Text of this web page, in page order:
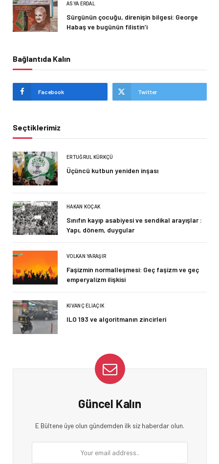
ASYA ERDAL
Sürgünün çocuğu, direnişin bilgesi: George
Habaş ve bugünün filistin’i
Bağlantıda Kalın
Facebook Twitter
Seçtiklerimiz
ERTUĞRUL KÜRKÇÜ
Üçüncü kutbun yeniden inşası
HAKAN KOÇAK
Sınıfın kayıp asabiyesi ve sendikal arayışlar :
Yapı, dönem, duygular
VOLKAN YARAŞIR
Faşizmin normalleşmesi: Geç faşizm ve geç
emperyalizm ilişkisi
KIVANÇ ELIAÇIK
ILO 193 ve algoritmanın zincirleri
Güncel Kalın
E Bültene üye olun gündemden ilk siz haberdar olun.